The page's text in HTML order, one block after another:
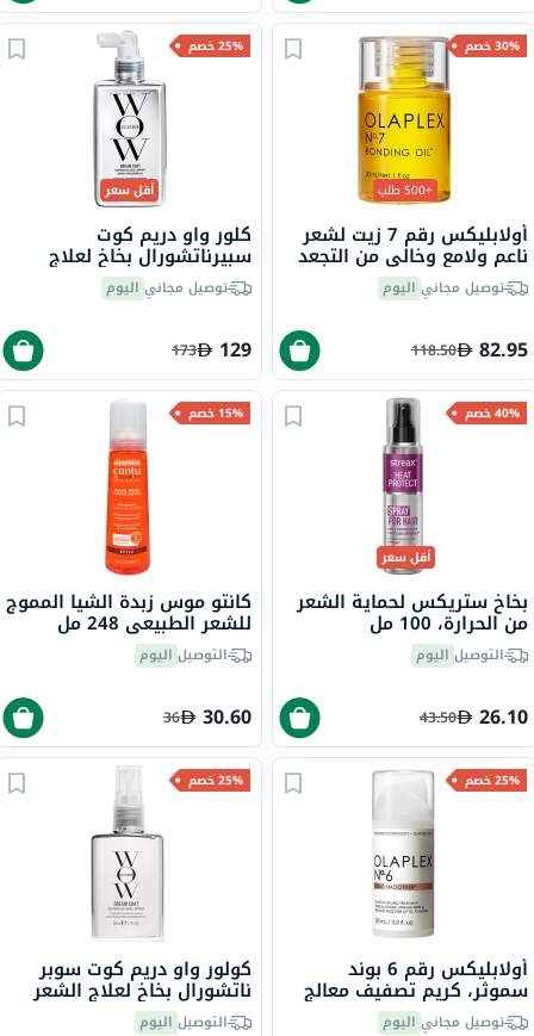
30% خصم
+500 طلب
أولابليكس رقم 7 زيت لشعر
ناعم ولامع وخالي من التجعد
30 ملتوصيل مجاني اليوم
82.95
118.50
25% خصم
أقل سعر
كلور واو دريم كوت
سبيرناتشورال بخاخ لعلاج
تجعد الشعر، 200 مل
توصيل مجاني اليوم
129
173
40% خصم
أقل سعر
بخاخ ستريكس لحماية الشعر
من الحرارة، 100 مل
التوصيل اليوم
26.10
43.50
15% خصم
كانتو موس زبدة الشيا المموج
للشعر الطبيعي 248 مل
التوصيل اليوم
30.60
36
25% خصم
أولابليكس رقم 6 بوند
سموثر، كريم تصفيف معالج
للشعر، يُترك على الشعر، 100 توصيل مجاني اليوم
25% خصم
كولور واو دريم كوت سوبر
ناتشورال بخاخ لعلاج الشعر
ومضاد التجعد 50 مل
التوصيل اليوم